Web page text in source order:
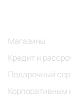
Магазины
Кредит и
Подарочный
Корпоративным